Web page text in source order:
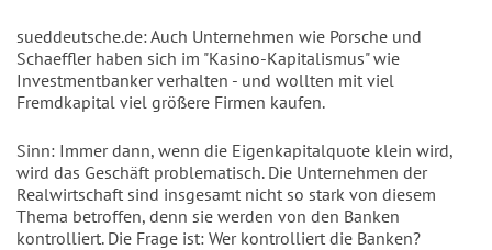
sueddeutsche.de: Auch Unternehmen wie Porsche und
Schaeffler haben sich im "Kasino-Kapitalismus" wie
Investmentbanker verhalten - und wollten mit viel
Fremdkapital viel größere Firmen kaufen.
Sinn: Immer dann, wenn die Eigenkapitalquote klein wird,
wird das Geschäft problematisch. Die Unternehmen der
Realwirtschaft sind insgesamt nicht so stark von diesem
Thema betroffen, denn sie werden von den Banken
kontrolliert. Die Frage ist: Wer kontrolliert die Banken?